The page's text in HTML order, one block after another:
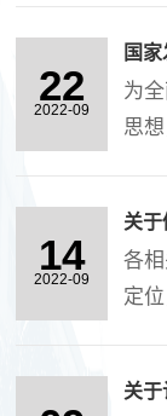
冯
亮
22
2022-09
为
思
开
一
14
2022-09
各
定
等